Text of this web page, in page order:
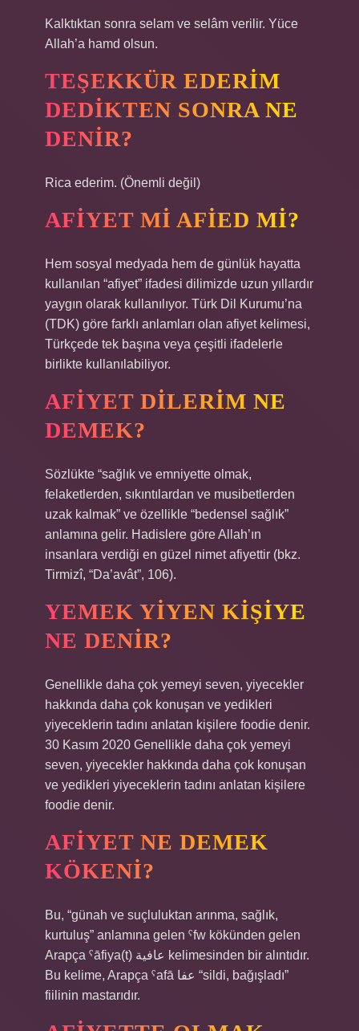
Kalktıktan sonra selam ve selâm verilir. Yüce
Allah’a hamd olsun.
TEŞEKKÜR EDERIM
DEDIKTEN SONRA NE
DENIR?
Rica ederim. (Önemli değil)
AFIYET MI AFIED MI?
Hem sosyal medyada hem de günlük hayatta
kullanılan “afiyet” ifadesi dilimizde uzun yıllardır
yaygın olarak kullanılıyor. Türk Dil Kurumu’na
(TDK) göre farklı anlamları olan afiyet kelimesi,
Türkçede tek başına veya çeşitli ifadelerle
birlikte kullanılabiliyor.
AFIYET DILERIM NE
DEMEK?
Sözlükte “sağlık ve emniyette olmak,
felaketlerden, sıkıntılardan ve musibetlerden
uzak kalmak” ve özellikle “bedensel sağlık”
anlamına gelir. Hadislere göre Allah’ın
insanlara verdiği en güzel nimet afiyettir (bkz.
Tirmizî, “Da’avât”, 106).
YEMEK YIYEN KIŞIYE
NE DENIR?
Genellikle daha çok yemeyi seven, yiyecekler
hakkında daha çok konuşan ve yedikleri
yiyeceklerin tadını anlatan kişilere foodie denir.
30 Kasım 2020 Genellikle daha çok yemeyi
seven, yiyecekler hakkında daha çok konuşan
ve yedikleri yiyeceklerin tadını anlatan kişilere
foodie denir.
AFIYET NE DEMEK
KÖKENI?
Bu, “günah ve suçluluktan arınma, sağlık,
kurtuluş” anlamına gelen ˁfw kökünden gelen
Arapça ˁāfiya(t) عافية kelimesinden bir alıntıdır.
Bu kelime, Arapça ˁafā عفا “sildi, bağışladı”
fiilinin mastarıdır.